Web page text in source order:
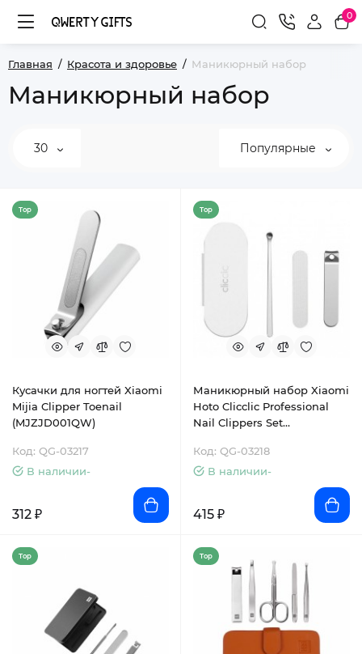
0
Главная Красота и здоровье Маникюрный набор
Маникюрный набор
30 Популярные
Top
Кусачки для ногтей Xiaomi
Mijia Clipper Toenail
(MJZJD001QW)
Код: QG-03217
В наличии-
312 ₽
Top
Маникюрный набор Xiaomi
Hoto Clicclic Professional
Nail Clippers Set
Код: QG-03218
В наличии-
415 ₽
Top Top